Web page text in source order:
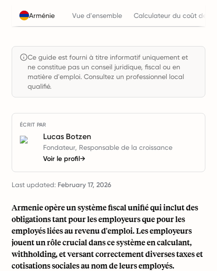
Arménie Vue d'ensemble Calculateur du coût de
Ce guide est fourni à titre informatif uniquement et
ne constitue pas un conseil juridique, fiscal ou en
matière d'emploi. Consultez un professionnel local
qualifié.
ÉCRIT PAR
Lucas Botzen
Fondateur, Responsable de la croissance
Voir le profil→
Last updated: February 17, 2026
Armenie opère un système fiscal unifié qui inclut des
obligations tant pour les employeurs que pour les
employés liées au revenu d'emploi. Les employeurs
jouent un rôle crucial dans ce système en calculant,
withholding, et versant correctement diverses taxes et
cotisations sociales au nom de leurs employés.